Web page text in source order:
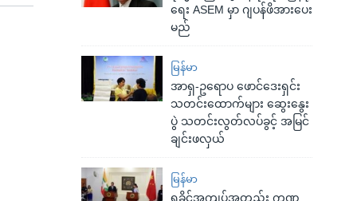
ရေး ASEM မှာ ဂျပန်ဖိအားပေး
မည်
မြန်မာ
အာရှ-ဥရောပ ဖောင်ဒေးရှင်း
သတင်းထောက်များ ဆွေးနွေး
ပွဲ သတင်းလွတ်လပ်ခွင့် အမြင်
ချင်းဖလှယ်
မြန်မာ
ရခိုင်အကျပ်အတည်း ကဏ္ဍ